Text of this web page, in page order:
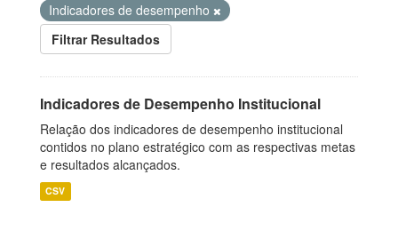
Indicadores de desempenho
Filtrar Resultados
Indicadores de Desempenho Institucional
Relação dos indicadores de desempenho institucional
contidos no plano estratégico com as respectivas metas
e resultados alcançados.
CSV